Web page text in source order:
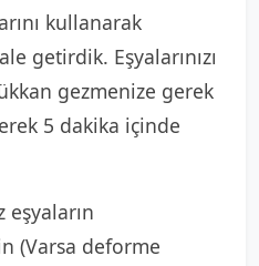
kullanarak
getirdik. Eşyalarınızı
gezmenize gerek
5 dakika içinde
(Varsa deforme